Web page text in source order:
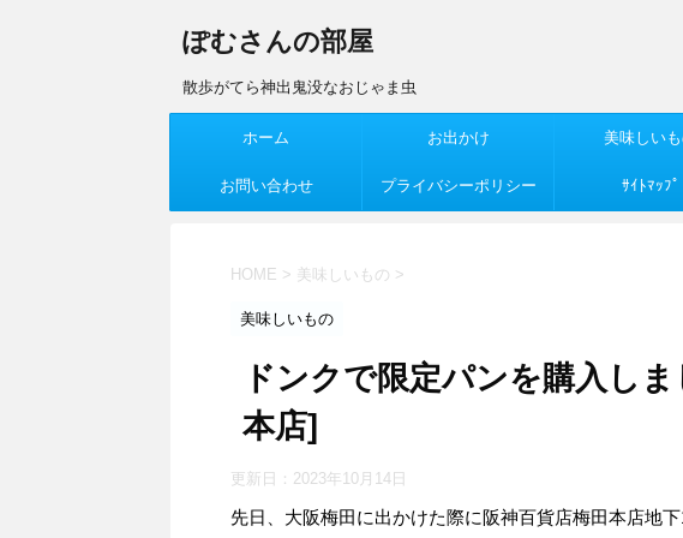
ぽむさんの部屋
散歩がてら神出鬼没なおじゃま虫
ホーム お出かけ 美味しい
お問い合わせ プライバシーポリシー ｻｲﾄﾏｯﾌﾟ
HOME > 美味しいもの >
美味しいもの
ドンクで限定パンを購入し
本店]
更新日： 2023年10月14日
先日、大阪梅田に出かけた際に阪神百貨店梅田本店地